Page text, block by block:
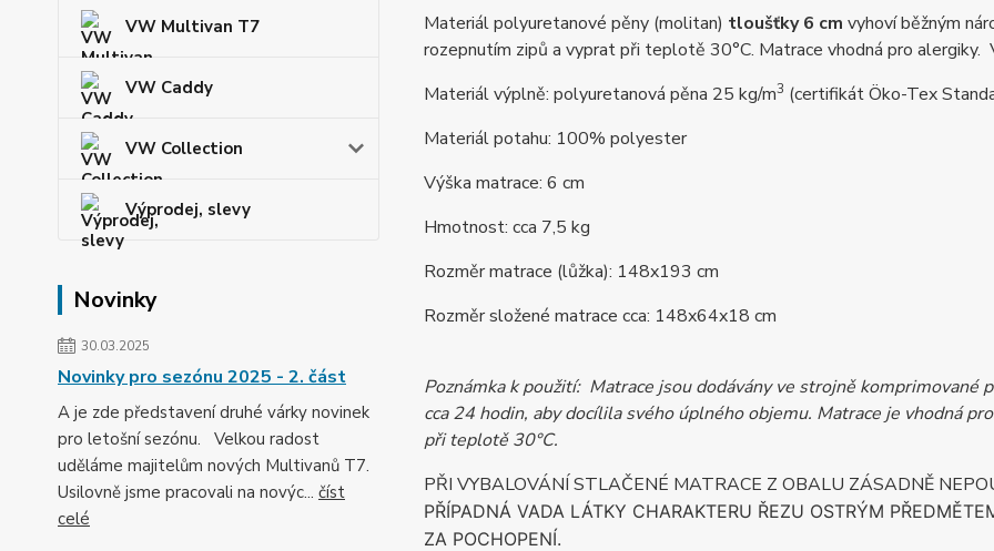
VW Multivan T7
VW Caddy
VW Collection
Výprodej, slevy
Novinky
30.03.2025
Novinky pro sezónu 2025 - 2. část
A je zde představení druhé várky novinek
pro letošní sezónu. Velkou radost
uděláme majitelům nových Multivanů T7.
Usilovně jsme pracovali na novýc... číst
celé
Materiál polyuretanové pěny (molitan) tloušťky 6 cm vyhoví běžným
rozepnutím zipů a vyprat při teplotě 30°C. Matrace vhodná pro alergiky.
Materiál výplně: polyuretanová pěna 25 kg/m3 (certifikát Öko-Tex
Materiál potahu: 100% polyester
Výška matrace: 6 cm
Hmotnost: cca 7,5 kg
Rozměr matrace (lůžka): 148x193 cm
Rozměr složené matrace cca: 148x64x18 cm
Poznámka k použití: Matrace jsou dodávány ve strojně komprimované
cca 24 hodin, aby docílila svého úplného objemu. Matrace je vhodná
při teplotě 30°C.
PŘI VYBALOVÁNÍ STLAČENÉ MATRACE Z OBALU ZÁSADNĚ
PŘÍPADNÁ VADA LÁTKY CHARAKTERU ŘEZU OSTRÝM
ZA POCHOPENÍ.